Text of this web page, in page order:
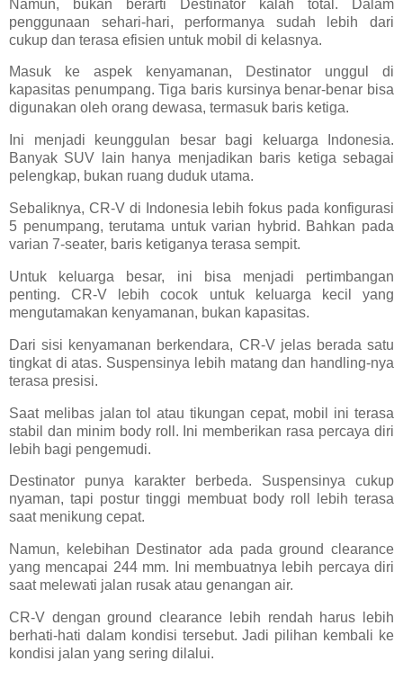
Namun, bukan berarti Destinator kalah total. Dalam
penggunaan sehari-hari, performanya sudah lebih dari
cukup dan terasa efisien untuk mobil di kelasnya.
Masuk ke aspek kenyamanan, Destinator unggul di
kapasitas penumpang. Tiga baris kursinya benar-benar bisa
digunakan oleh orang dewasa, termasuk baris ketiga.
Ini menjadi keunggulan besar bagi keluarga Indonesia.
Banyak SUV lain hanya menjadikan baris ketiga sebagai
pelengkap, bukan ruang duduk utama.
Sebaliknya, CR-V di Indonesia lebih fokus pada konfigurasi
5 penumpang, terutama untuk varian hybrid. Bahkan pada
varian 7-seater, baris ketiganya terasa sempit.
Untuk keluarga besar, ini bisa menjadi pertimbangan
penting. CR-V lebih cocok untuk keluarga kecil yang
mengutamakan kenyamanan, bukan kapasitas.
Dari sisi kenyamanan berkendara, CR-V jelas berada satu
tingkat di atas. Suspensinya lebih matang dan handling-nya
terasa presisi.
Saat melibas jalan tol atau tikungan cepat, mobil ini terasa
stabil dan minim body roll. Ini memberikan rasa percaya diri
lebih bagi pengemudi.
Destinator punya karakter berbeda. Suspensinya cukup
nyaman, tapi postur tinggi membuat body roll lebih terasa
saat menikung cepat.
Namun, kelebihan Destinator ada pada ground clearance
yang mencapai 244 mm. Ini membuatnya lebih percaya diri
saat melewati jalan rusak atau genangan air.
CR-V dengan ground clearance lebih rendah harus lebih
berhati-hati dalam kondisi tersebut. Jadi pilihan kembali ke
kondisi jalan yang sering dilalui.